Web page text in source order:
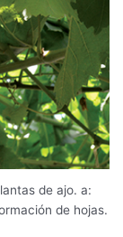
de ajo. a:
de hojas.